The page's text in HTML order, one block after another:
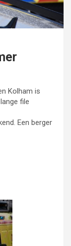
Kolham is
file
Een berger